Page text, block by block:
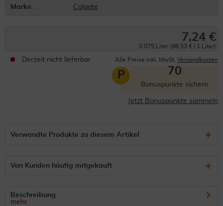
Marke:
Colgate
7,24 €
0.075 Liter (96,53 € / 1 Liter)
Derzeit nicht lieferbar Alle Preise inkl. MwSt. Versandkosten
P 70
Bonuspunkte sichern
Jetzt Bonuspunkte sammeln
Verwandte Produkte zu diesem Artikel
Von Kunden häufig mitgekauft
Beschreibung
mehr